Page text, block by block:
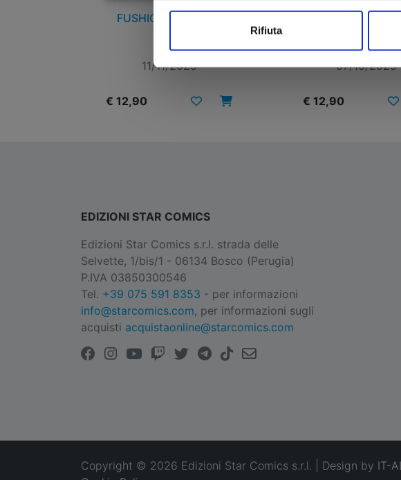
Rifiuta
FUSHIGI YUUGI n. 2
11/11/2025
€ 12,90
07/10/2025
€ 12,90
EDIZIONI STAR COMICS
Edizioni Star Comics s.r.l. strada delle
Selvette, 1/bis/1 - 06134 Bosco (Perugia)
P.IVA 03850300546
Tel. +39 075 591 8353 - per informazioni
info@starcomics.com, per informazioni sugli
acquisti acquistaonline@starcomics.com
Copyright © 2026 Edizioni Star Comics s.r.l. | Design by IT-